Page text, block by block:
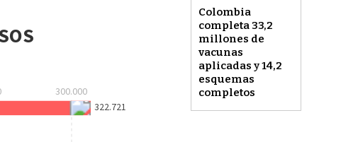
Colombia
completa 33,2
millones de
vacunas
aplicadas y 14,2
esquemas
completos